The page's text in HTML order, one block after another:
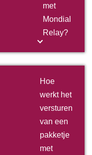
met
Mondial
Relay?
Hoe
werkt het
versturen
van een
pakketje
met